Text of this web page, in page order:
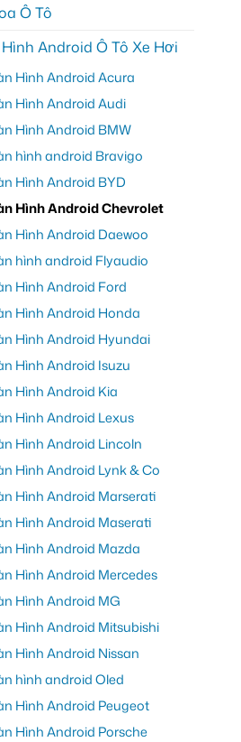
Ô Tô
Android Ô Tô Xe Hơi
Hình Android Acura
Hình Android Audi
Hình Android BMW
hình android Bravigo
Hình Android BYD
Hình Android Chevrolet
Hình Android Daewoo
hình android Flyaudio
Hình Android Ford
Hình Android Honda
Hình Android Hyundai
Hình Android Isuzu
Hình Android Kia
Hình Android Lexus
Hình Android Lincoln
Hình Android Lynk & Co
Hình Android Marserati
Hình Android Maserati
Hình Android Mazda
Hình Android Mercedes
Hình Android MG
Hình Android Mitsubishi
Hình Android Nissan
hình android Oled
Hình Android Peugeot
Hình Android Porsche